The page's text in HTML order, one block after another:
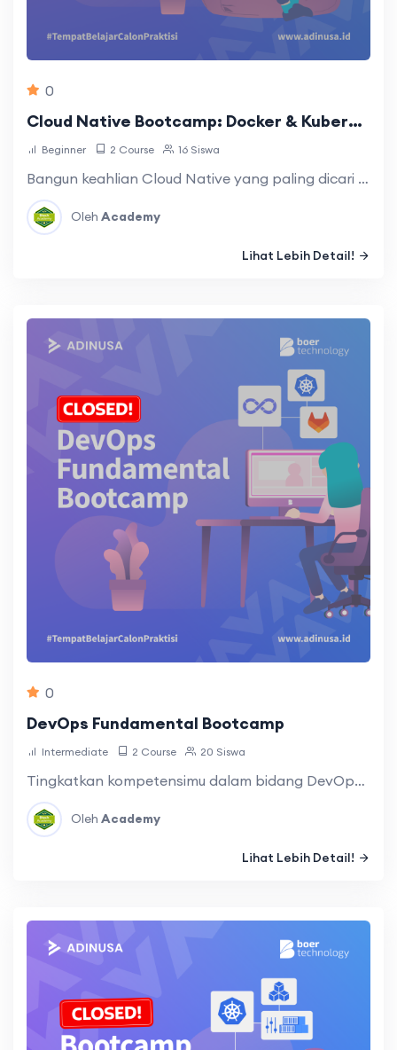
0
Cloud Native Bootcamp: Docker & Kubernetes
Beginner 2 Course 16 Siswa
Bangun keahlian Cloud Native yang paling dicari i…
Oleh Academy
Lihat Lebih Detail!
0
DevOps Fundamental Bootcamp
Intermediate 2 Course 20 Siswa
Tingkatkan kompetensimu dalam bidang DevOps agar …
Oleh Academy
Lihat Lebih Detail!